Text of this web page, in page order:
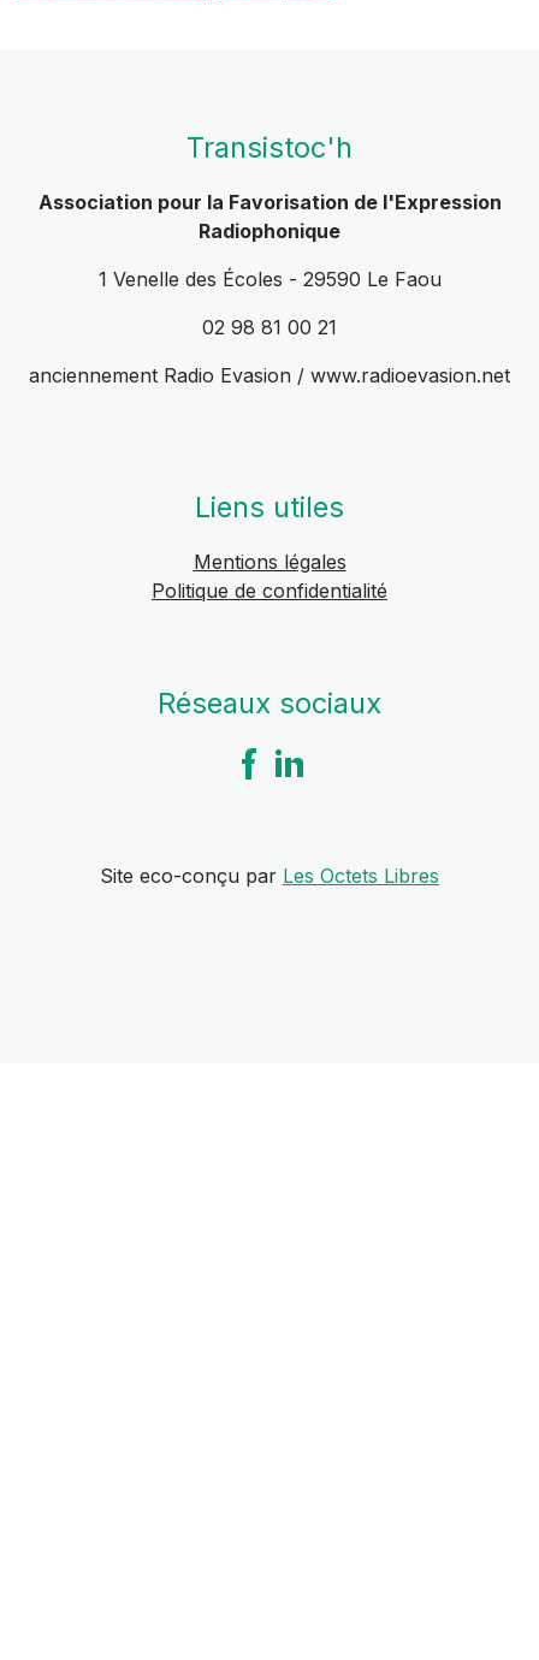
Transistoc'h
Association pour la Favorisation de l'Expression
Radiophonique
1 Venelle des Écoles - 29590 Le Faou
02 98 81 00 21
anciennement Radio Evasion / www.radioevasion.net
Liens utiles
Mentions légales
Politique de confidentialité
Réseaux sociaux
Site eco-conçu par Les Octets Libres